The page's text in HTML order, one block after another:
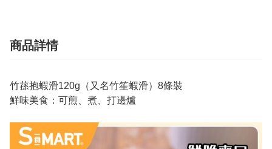
商品詳情
竹蓀抱蝦滑120g（又名竹笙蝦滑）8條裝
鮮味美食：可煎、煮、打邊爐